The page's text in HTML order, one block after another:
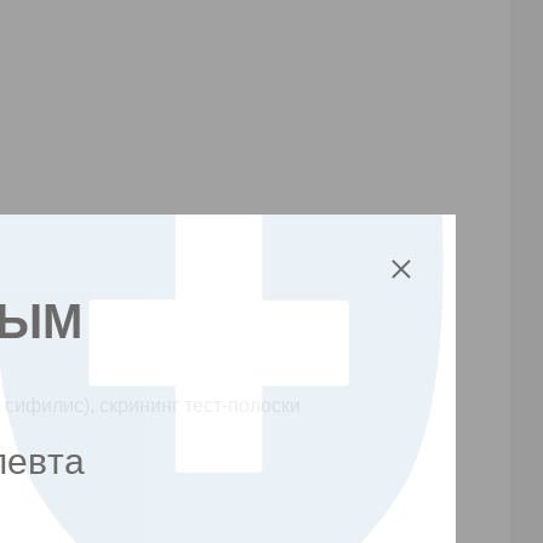
скрининг тест-полоски